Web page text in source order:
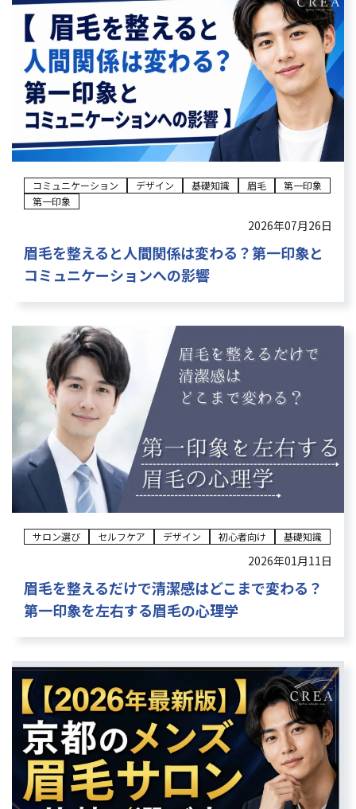
コミュニケーション デザイン 基礎知識 眉毛
第一印象
第一印象
2026年07月26日
眉毛を整えると人間関係は変わる？第一印象と
コミュニケーションへの影響
サロン選び セルフケア デザイン 初心者向け 基礎知識
2026年01月11日
眉毛を整えるだけで清潔感はどこまで変わる？
第一印象を左右する眉毛の心理学